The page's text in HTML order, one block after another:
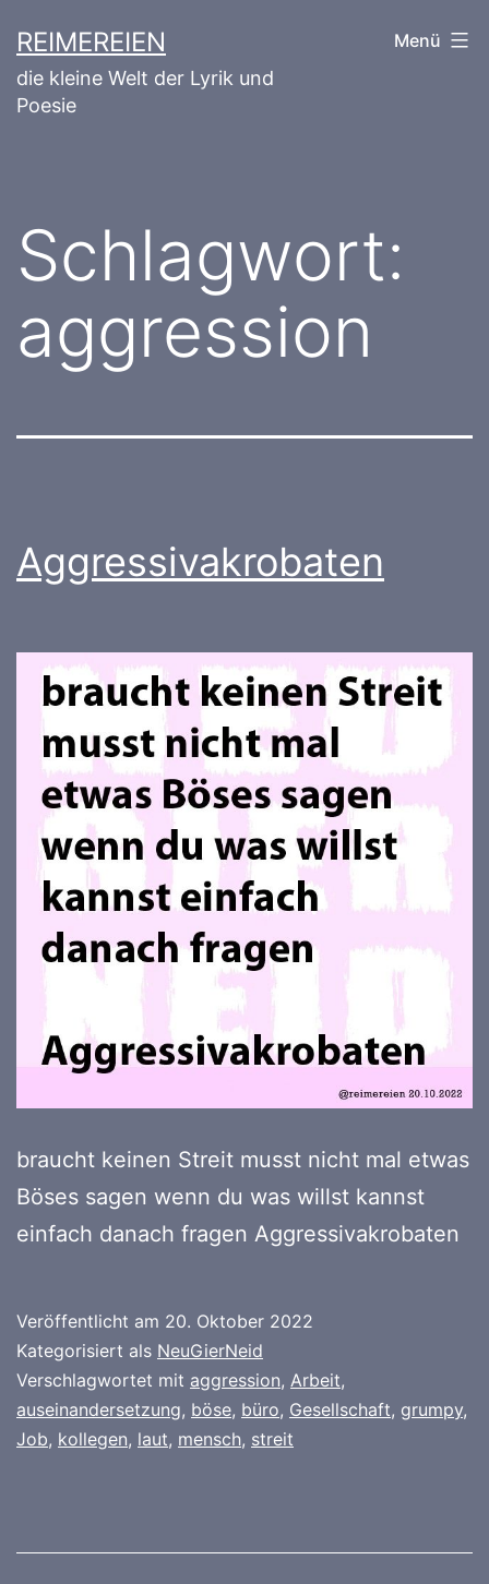
Inhalt
springen
REIMEREIEN
die kleine Welt der Lyrik und
Poesie
Menü
Schlagwort:
aggression
Aggressivakrobaten
braucht keinen Streit musst nicht mal etwas
Böses sagen wenn du was willst kannst
einfach danach fragen Aggressivakrobaten
Veröffentlicht am 20. Oktober 2022
Kategorisiert als NeuGierNeid
Verschlagwortet mit aggression, Arbeit,
auseinandersetzung, böse, büro, Gesellschaft, grumpy,
Job, kollegen, laut, mensch, streit